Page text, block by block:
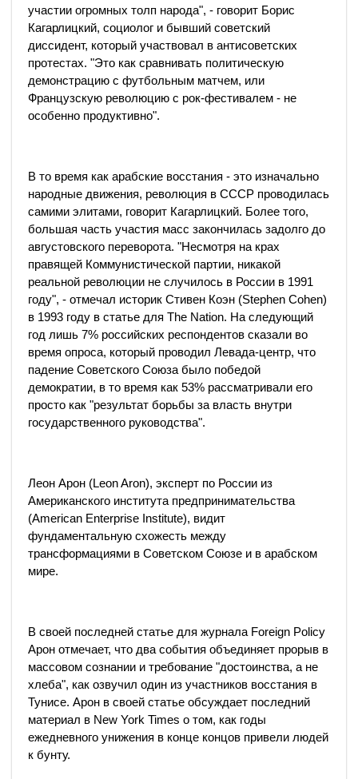
участии огромных толп народа", - говорит Борис
Кагарлицкий, социолог и бывший советский
диссидент, который участвовал в антисоветских
протестах. "Это как сравнивать политическую
демонстрацию с футбольным матчем, или
Французскую революцию с рок-фестивалем - не
особенно продуктивно".
В то время как арабские восстания - это изначально
народные движения, революция в СССР проводилась
самими элитами, говорит Кагарлицкий. Более того,
большая часть участия масс закончилась задолго до
августовского переворота. "Несмотря на крах
правящей Коммунистической партии, никакой
реальной революции не случилось в России в 1991
году", - отмечал историк Стивен Коэн (Stephen Cohen)
в 1993 году в статье для The Nation. На следующий
год лишь 7% российских респондентов сказали во
время опроса, который проводил Левада-центр, что
падение Советского Союза было победой
демократии, в то время как 53% рассматривали его
просто как "результат борьбы за власть внутри
государственного руководства".
Леон Арон (Leon Aron), эксперт по России из
Американского института предпринимательства
(American Enterprise Institute), видит
фундаментальную схожесть между
трансформациями в Советском Союзе и в арабском
мире.
В своей последней статье для журнала Foreign Policy
Арон отмечает, что два события объединяет прорыв в
массовом сознании и требование "достоинства, а не
хлеба", как озвучил один из участников восстания в
Тунисе. Арон в своей статье обсуждает последний
материал в New York Times о том, как годы
ежедневного унижения в конце концов привели людей
к бунту.